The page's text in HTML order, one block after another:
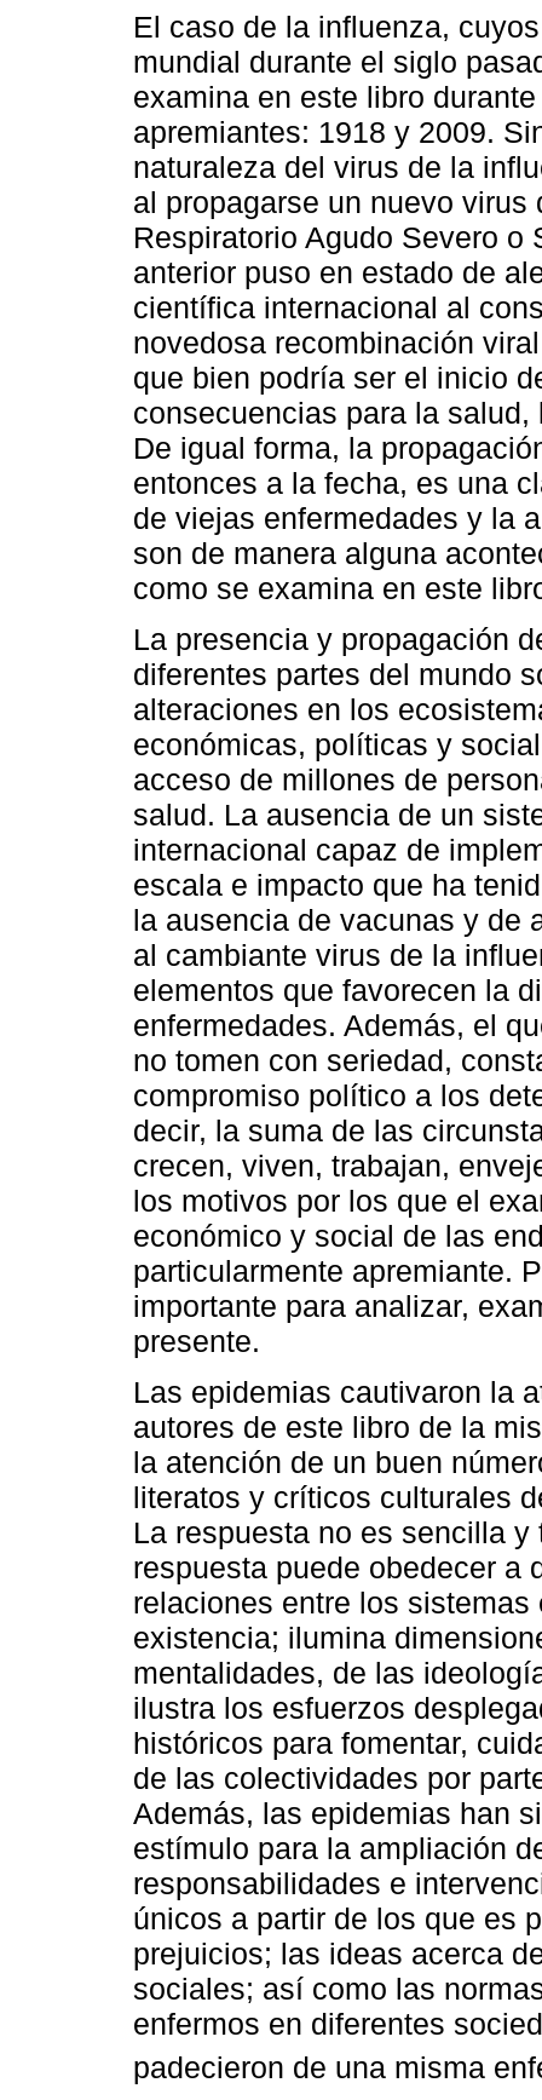
El caso de la influenza,
mundial durante el siglo
examina en este libro
apremiantes: 1918 y 2009.
naturaleza del virus de la
al propagarse un nuevo
Respiratorio Agudo Severo
anterior puso en estado de
científica internacional al
novedosa recombinación
que bien podría ser el inicio
consecuencias para la
De igual forma, la
entonces a la fecha, es una
de viejas enfermedades y la
son de manera alguna
como se examina en este
La presencia y propagación
diferentes partes del mundo
alteraciones en los
económicas, políticas y
acceso de millones de
salud. La ausencia de un
internacional capaz de
escala e impacto que ha
la ausencia de vacunas y de
al cambiante virus de la
elementos que favorecen la
enfermedades. Además, el
no tomen con seriedad,
compromiso político a los
decir, la suma de las
crecen, viven, trabajan,
los motivos por los que el
económico y social de las
particularmente apremiante.
importante para analizar,
presente.
Las epidemias cautivaron la
autores de este libro de la
la atención de un buen
literatos y críticos culturales
La respuesta no es sencilla
respuesta puede obedecer a
relaciones entre los
existencia; ilumina
mentalidades, de las
ilustra los esfuerzos
históricos para fomentar,
de las colectividades por
Además, las epidemias han
estímulo para la ampliación
responsabilidades e
únicos a partir de los que es
prejuicios; las ideas acerca
sociales; así como las
enfermos en diferentes
padecieron de una misma